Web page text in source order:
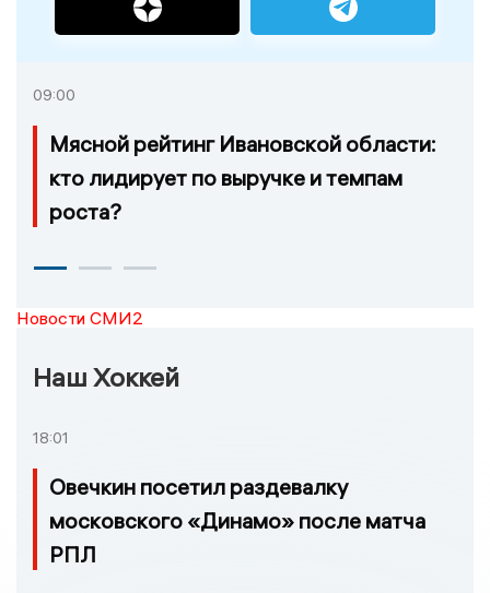
09:00
Мясной рейтинг Ивановской области:
кто лидирует по выручке и темпам
роста?
Новости СМИ2
Наш Хоккей
18:01
Овечкин посетил раздевалку
московского «Динамо» после матча
РПЛ